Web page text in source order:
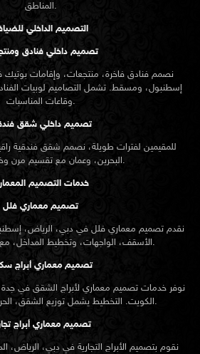
المناطق.
التصميم الداخلي
تصميم داخلي فنادق
نصمم فنادق فاخرة، منتجعات، وإقامات بوتيك
إسطنبول، ومسقط. تشمل التصاميم لوبيات
وقاعات المناسبات.
تصميم داخلي شقق
للمقيمين لفترات طويلة، نصمم شقق فندقية
البحرين، وعمان مع تقسيم مرن وخامات مريحة.
خدمات التصميم
تصميم معماري فلل
نقدمتصميم معماري فلل في دبي، الرياض،
الأسقف، الواجهات، وتخطيط المداخل، مع مراعاة المناخ والبيئة.
تصميم معماري أبراج
نوفر خدمات تصميم معماري لأبراج الشقق في
الكويت. التخطيط يشمل توزيع الشقق، الحركة الرأسية، والمرافق.
تصميم معماري أبراج
نقوم بتصميم الأبراج التجارية في دبي، الرياض،